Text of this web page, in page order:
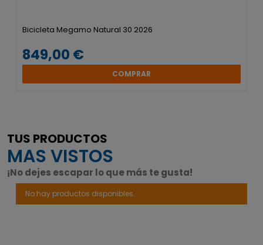
Bicicleta Megamo Natural 30 2026
849,00 €
COMPRAR
TUS PRODUCTOS
MAS VISTOS
¡No dejes escapar lo que más te gusta!
No hay productos disponibles.